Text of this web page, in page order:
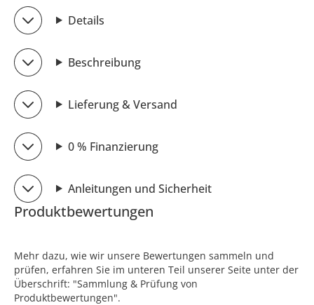
Details
Beschreibung
Lieferung & Versand
0 % Finanzierung
Anleitungen und Sicherheit
Produktbewertungen
Mehr dazu, wie wir unsere Bewertungen sammeln und
prüfen, erfahren Sie im unteren Teil unserer Seite unter der
Überschrift: "Sammlung & Prüfung von
Produktbewertungen".